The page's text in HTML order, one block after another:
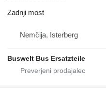
Zadnji most
Nemčija, Isterberg
Buswelt Bus Ersatzteile